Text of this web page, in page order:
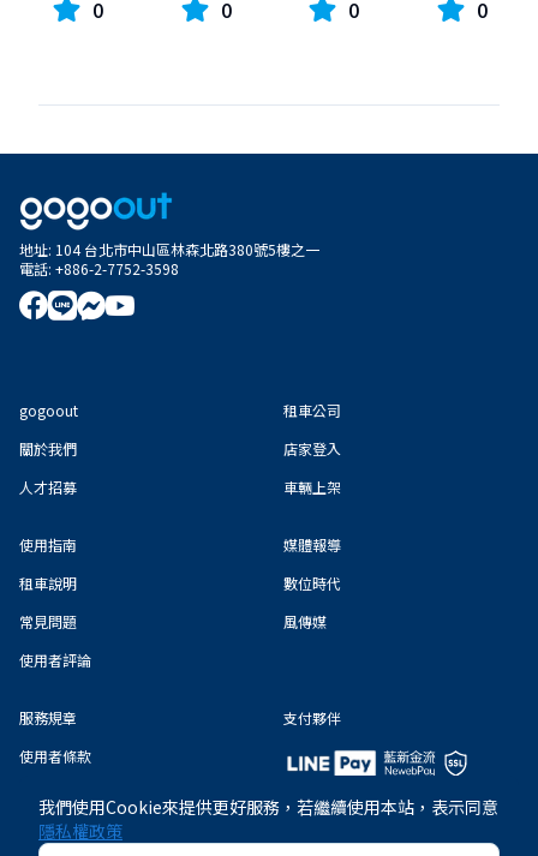
0
0
0
0
地址: 104 台北市中山區林森北路380號5樓之一
電話: +886-2-7752-3598
gogoout
關於我們
人才招募
租車公司
店家登入
車輛上架
使用指南
租車說明
常見問題
使用者評論
媒體報導
數位時代
風傳媒
服務規章
使用者條款
支付夥伴
我們使用Cookie來提供更好服務，若繼續使用本站，表示同意
隱私權政策